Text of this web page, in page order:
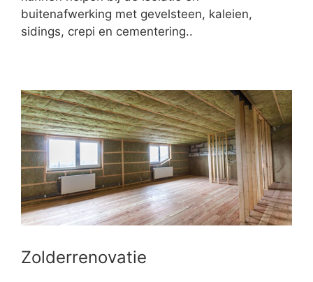
buitenafwerking met gevelsteen, kaleien,
sidings, crepi en cementering..
Zolderrenovatie